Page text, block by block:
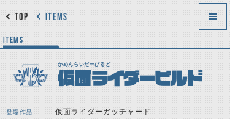
ITEMS
TOP
ITEMS
かめんらいだーびるど
仮面ライダービルド
登場作品 仮面ライダーガッチャード